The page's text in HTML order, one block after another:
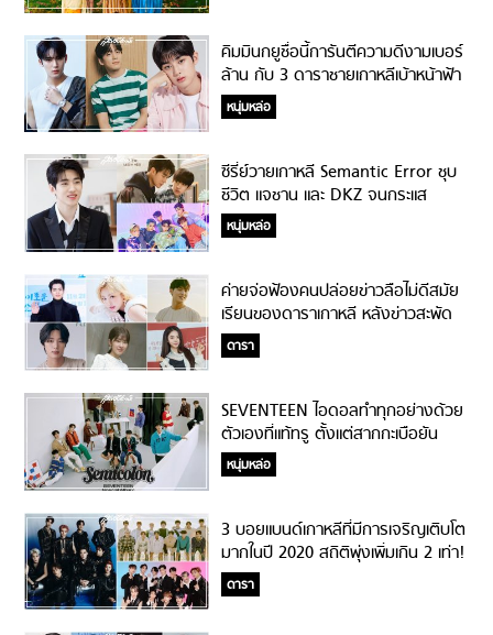
คิมมินกยูชื่อนี้การันตีความดีงามเบอร์
ล้าน กับ 3 ดาราชายเกาหลีเบ้าหน้าฟ้า
ประทานและความสามารถปัง!
หนุ่มหล่อ
ซีรี่ย์วายเกาหลี Semantic Error ชุบ
ชีวิต แจชาน และ DKZ จนกระแส
เปรี้ยง จากตอนแรกค่ายคัดค้านเล่น
วาย!
หนุ่มหล่อ
ค่ายจ่อฟ้องคนปล่อยข่าวลือไม่ดีสมัย
เรียนของดาราเกาหลี หลังข่าวสะพัด
หลายรายรัวๆ ทำโซเชียลเดือด!
ดารา
SEVENTEEN ไอดอลทำทุกอย่างด้วย
ตัวเองที่แท้ทรู ตั้งแต่สากกะเบือยัน
เรือรบ!
หนุ่มหล่อ
3 บอยแบนด์เกาหลีที่มีการเจริญเติบโต
มากในปี 2020 สถิติพุ่งเพิ่มเกิน 2 เท่า!
ดารา